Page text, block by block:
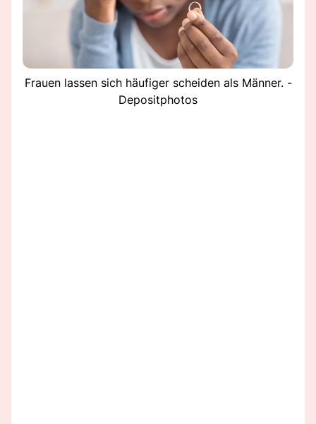
Frauen lassen sich häufiger scheiden als Männer. -
Depositphotos